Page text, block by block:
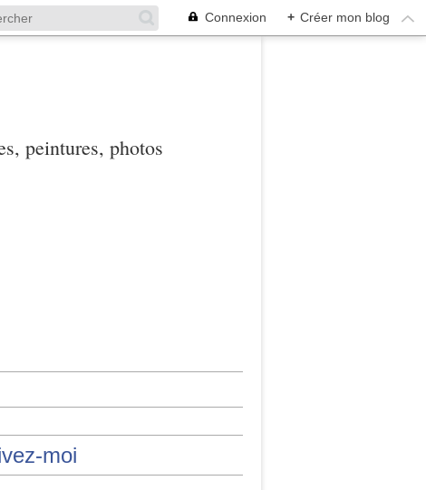
Connexion + Créer mon blog
peintures, photos
moi